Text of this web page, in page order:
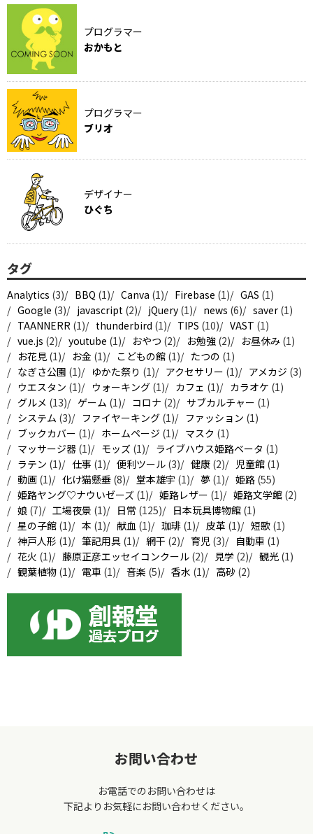
プログラマー
おかもと
プログラマー
ブリオ
デザイナー
ひぐち
タグ
Analytics (3) BBQ (1) Canva (1) Firebase (1) GAS (1)
Google (3) javascript (2) jQuery (1) news (6) saver (1)
TAANNERR (1) thunderbird (1) TIPS (10) VAST (1)
vue.js (2) youtube (1) おやつ (2) お勉強 (2) お昼休み (1)
お花見 (1) お金 (1) こどもの館 (1) たつの (1)
なぎさ公園 (1) ゆかた祭り (1) アクセサリー (1) アメカジ (3)
ウエスタン (1) ウォーキング (1) カフェ (1) カラオケ (1)
グルメ (13) ゲーム (1) コロナ (2) サブカルチャー (1)
システム (3) ファイヤーキング (1) ファッション (1)
ブックカバー (1) ホームページ (1) マスク (1)
マッサージ器 (1) モッズ (1) ライブハウス姫路ベータ (1)
ラテン (1) 仕事 (1) 便利ツール (3) 健康 (2) 児童館 (1)
動画 (1) 化け猫懸垂 (8) 堂本雄宇 (1) 夢 (1) 姫路 (55)
姫路ヤング♡ナウいゼーズ (1) 姫路レザー (1) 姫路文学館 (2)
娘 (7) 工場夜景 (1) 日常 (125) 日本玩具博物館 (1)
星の子館 (1) 本 (1) 献血 (1) 珈琲 (1) 皮革 (1) 短歌 (1)
神戸人形 (1) 筆記用具 (1) 網干 (2) 育児 (3) 自動車 (1)
花火 (1) 藤原正彦エッセイコンクール (2) 見学 (2) 観光 (1)
観葉植物 (1) 電車 (1) 音楽 (5) 香水 (1) 高砂 (2)
お問い合わせ
お電話でのお問い合わせは
下記よりお気軽にお問い合わせください。